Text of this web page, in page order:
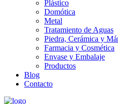
Plástico
Domótica
Metal
Tratamiento de Aguas
Piedra, Cerámica y
Farmacia y Cosmética
Envase y Embalaje
Productos
Blog
Contacto